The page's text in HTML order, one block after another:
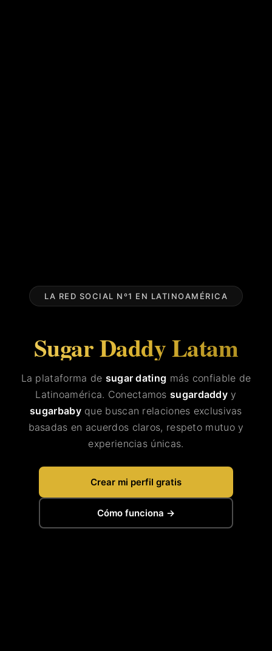
LA RED SOCIAL Nº1 EN LATINOAMÉRICA
Sugar Daddy Latam
La plataforma de sugar dating más confiable de
Latinoamérica. Conectamossugardaddy y
sugarbabyque buscan relaciones exclusivas
basadas en acuerdos claros, respeto mutuo y
experiencias únicas.
Crear mi perfil gratis
Cómo funciona →